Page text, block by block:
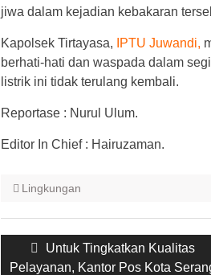
jiwa dalam kejadian kebakaran
Kapolsek Tirtayasa, IPTU Juwandi,
berhati-hati dan waspada dalam
listrik ini tidak terulang kembali.
Reportase : Nurul Ulum.
Editor In Chief : Hairuzaman.
Lingkungan
Post
navigation
Previous
post:
Untuk Tingkatkan Kualitas
Pelayanan, Kantor Pos Kota